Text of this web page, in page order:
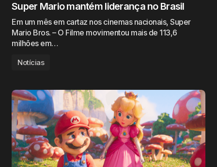
Super Mario mantém liderança no Brasil
Em um mês em cartaz nos cinemas nacionais, Super
Mario Bros. – O Filme movimentou mais de 113,6
milhões em…
Notícias